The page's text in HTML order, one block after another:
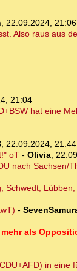
, 22.09.2024, 21:06
Also raus aus
21:04
hat eine
, 22.09.2024, 21:44
oT- Olivia,
nach Sachsen/
Schwedt,
-
als
in eine